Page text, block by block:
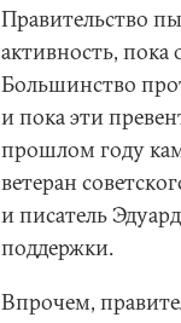
Правительство
активность, пока
Большинство
и пока эти
прошлом году
ветеран
и писатель
поддержки.
Впрочем,